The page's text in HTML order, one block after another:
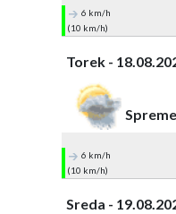
6 km/h
(10 km/h)
Torek -
6 km/h
(10 km/h)
Sreda -